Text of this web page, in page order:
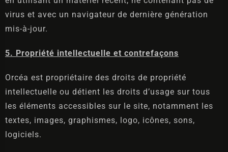
virus et avec un navigateur de dernière génération
mis-à-jour.
5. Propriété intellectuelle et contrefaçons
Orcéa est propriétaire des droits de propriété
intellectuelle ou détient les droits d’usage sur tous
les éléments accessibles sur le site, notamment les
textes, images, graphismes, logo, icônes, sons,
logiciels.